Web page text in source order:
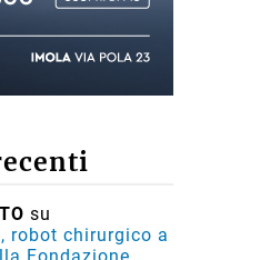
su
robot chirurgico a